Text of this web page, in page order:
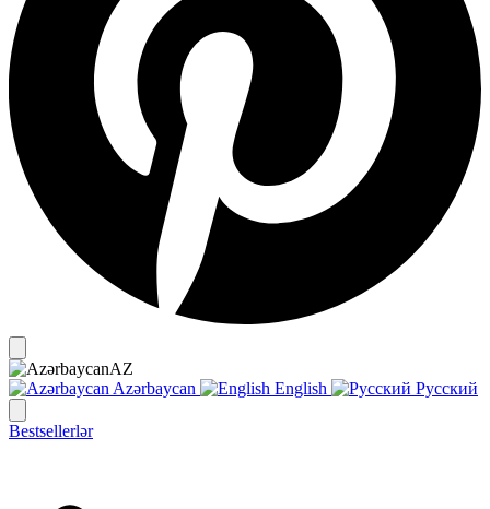
AZ
Azərbaycan
English Русский
Bestsellerlər